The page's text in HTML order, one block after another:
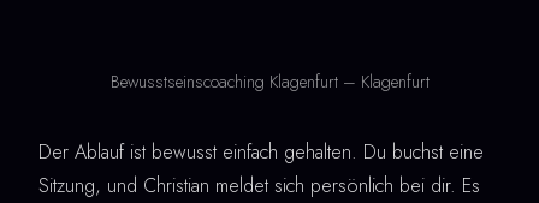
Bewusstseinscoaching Klagenfurt – Klagenfurt
Der Ablauf ist bewusst einfach gehalten. Du buchst eine
Sitzung, und Christian meldet sich persönlich bei dir. Es